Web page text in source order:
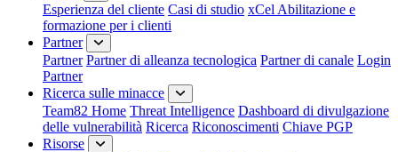
Esperienza del cliente Casi di studio xCel Abilitazione e
formazione per i clienti
Partner
Partner Partner di alleanza tecnologica Partner di canale Login
Partner
Ricerca sulle minacce
Team82 Home Threat Intelligence Dashboard di divulgazione
delle vulnerabilità Ricerca Riconoscimenti Chiave PGP
Risorse